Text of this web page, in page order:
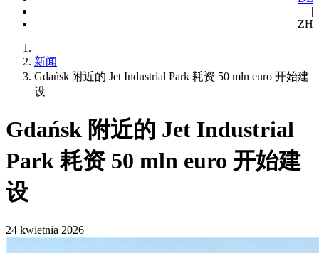
|
ZH
新闻
Gdańsk 附近的 Jet Industrial Park 耗资 50 mln euro 开始建
设
Gdańsk 附近的 Jet Industrial
Park 耗资 50 mln euro 开始建
设
24 kwietnia 2026